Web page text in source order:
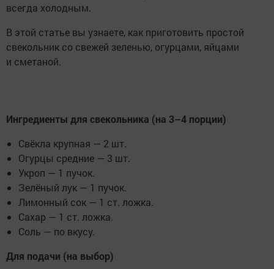
всегда холодным.
В этой статье вы узнаете, как приготовить простой
свекольник со свежей зеленью, огурцами, яйцами
и сметаной.
Ингредиенты для свекольника (на 3–4 порции)
Свёкла крупная — 2 шт.
Огурцы средние — 3 шт.
Укроп — 1 пучок.
Зелёный лук — 1 пучок.
Лимонный сок — 1 ст. ложка.
Сахар — 1 ст. ложка.
Соль — по вкусу.
Для подачи (на выбор)